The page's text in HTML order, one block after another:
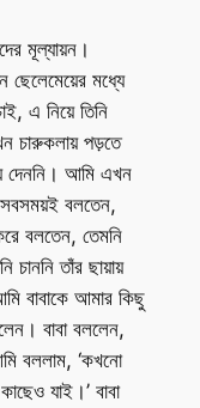
মূল্যায়ন।
ছেলেমেয়ের মধ্যে
এ নিয়ে তিনি
চারুকলায় পড়তে
দেননি। আমি এখন
সবসময়ই বলতেন,
বলতেন, তেমনি
তাঁর ছায়ায়
বাবাকে আমার কিছু
বাবা বললেন,
বললাম, ‘কখনো
যাই।’ বাবা